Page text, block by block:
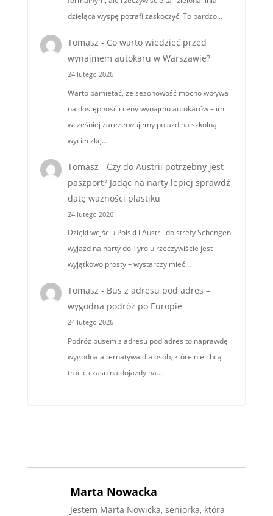
dzieląca wyspę potrafi zaskoczyć. To bardzo…
Tomasz - Co warto wiedzieć przed
wynajmem autokaru w Warszawie?
24 lutego 2026
Warto pamiętać, że sezonowość mocno wpływa
na dostępność i ceny wynajmu autokarów – im
wcześniej zarezerwujemy pojazd na szkolną
wycieczkę…
Tomasz - Czy do Austrii potrzebny jest
paszport? Jadąc na narty lepiej sprawdź
datę ważności plastiku
24 lutego 2026
Dzięki wejściu Polski i Austrii do strefy Schengen
wyjazd na narty do Tyrolu rzeczywiście jest
wyjątkowo prosty – wystarczy mieć…
Tomasz - Bus z adresu pod adres –
wygodna podróż po Europie
24 lutego 2026
Podróż busem z adresu pod adres to naprawdę
wygodna alternatywa dla osób, które nie chcą
tracić czasu na dojazdy na…
Marta Nowacka
Jestem Marta Nowicka, seniorka, która